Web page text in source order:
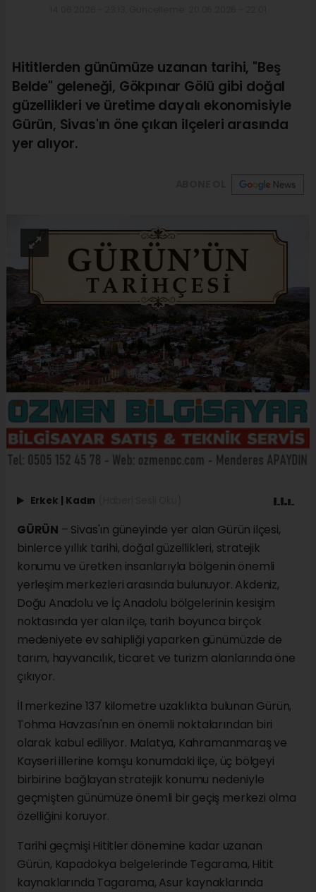
Hititlerden günümüze uzanan tarihi, "Beş
Belde" geleneği, Gökpınar Gölü gibi doğal
güzellikleri ve üretime dayalı ekonomisiyle
Gürün, Sivas'ın öne çıkan ilçeleri arasında
yer alıyor.
Erkek Kadın
GÜRÜN – Sivas'ın güneyinde yer alan Gürün ilçesi,
binlerce yıllık tarihi, doğal güzellikleri, stratejik
konumu ve üretken insanlarıyla bölgenin önemli
yerleşim merkezleri arasında bulunuyor. Akdeniz,
Doğu Anadolu ve İç Anadolu bölgelerinin kesişim
noktasında yer alan ilçe, tarih boyunca birçok
medeniyete ev sahipliği yaparken günümüzde de
tarım, hayvancılık, ticaret ve turizm alanlarında öne
çıkıyor.
İl merkezine 137 kilometre uzaklıkta bulunan Gürün,
Tohma Havzası'nın en önemli noktalarından biri
olarak kabul ediliyor. Malatya, Kahramanmaraş ve
Kayseri illerine komşu konumdaki ilçe, üç bölgeyi
birbirine bağlayan stratejik konumu nedeniyle
geçmişten günümüze önemli bir geçiş merkezi olma
özelliğini koruyor.
Tarihi geçmişi Hititler dönemine kadar uzanan
Gürün, Kapadokya belgelerinde Tegarama, Hitit
kaynaklarında Tagarama, Asur kaynaklarında